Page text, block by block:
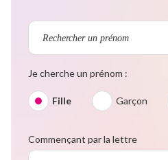
Je cherche un prénom :
Fille Garçon
Commençant par la lettre